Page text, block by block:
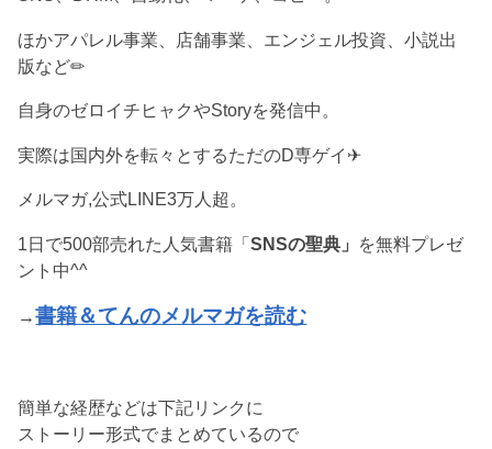
ほかアパレル事業、店舗事業、エンジェル投資、小説出
版など✏︎
自身のゼロイチヒャクやStoryを発信中。
実際は国内外を転々とするただのD専ゲイ✈︎
メルマガ,公式LINE3万人超。
1日で500部売れた人気書籍「SNSの聖典」 を無料プレゼ
ント中^^
→書籍＆てんのメルマガを読む
簡単な経歴などは下記リンクに
ストーリー形式でまとめているので